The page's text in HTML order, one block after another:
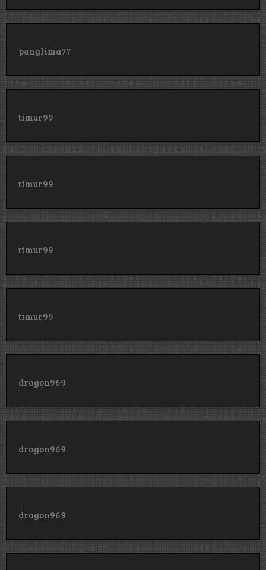
panglima77
timur99
timur99
timur99
timur99
dragon969
dragon969
dragon969